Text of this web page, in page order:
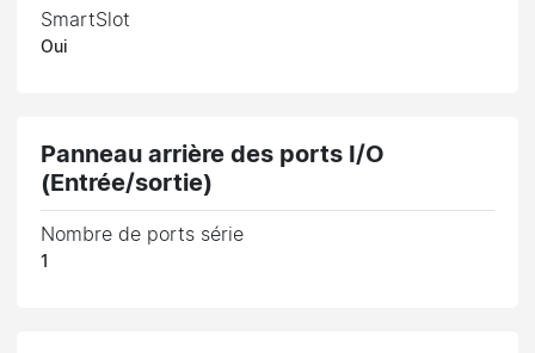
SmartSlot
Oui
Panneau arrière des ports I/O
(Entrée/sortie)
Nombre de ports série
1